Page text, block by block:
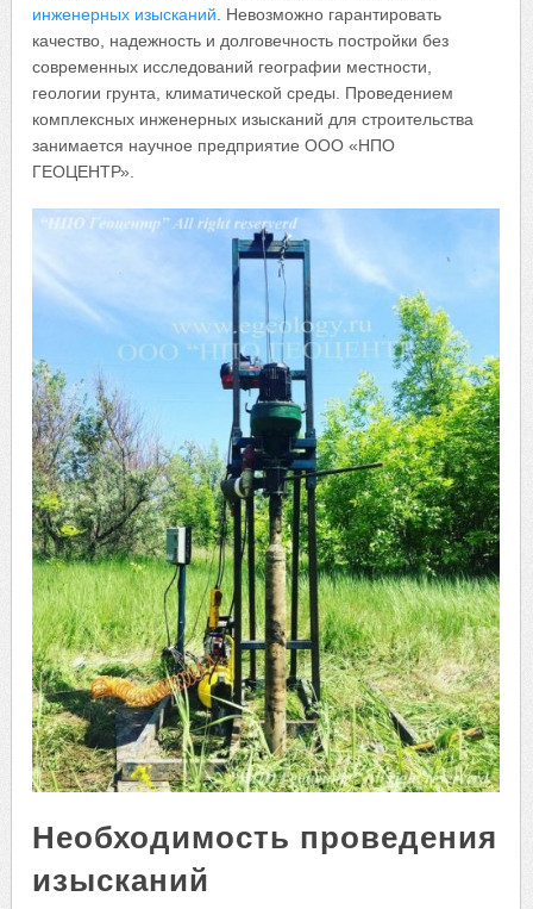
инженерных изысканий. Невозможно гарантировать
качество, надежность и долговечность постройки без
современных исследований географии местности,
геологии грунта, климатической среды. Проведением
комплексных инженерных изысканий для строительства
занимается научное предприятие ООО «НПО
ГЕОЦЕНТР».
Необходимость проведения
изысканий